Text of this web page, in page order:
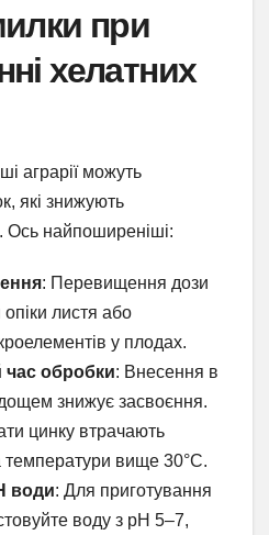
при
хелатних
аграрії можуть
які знижують
Ось найпоширеніші:
: Перевищення дози
листя або
у плодах.
обробки: Внесення в
знижує засвоєння.
цинку втрачають
температури вище 30°C.
води: Для приготування
воду з pH 5–7,